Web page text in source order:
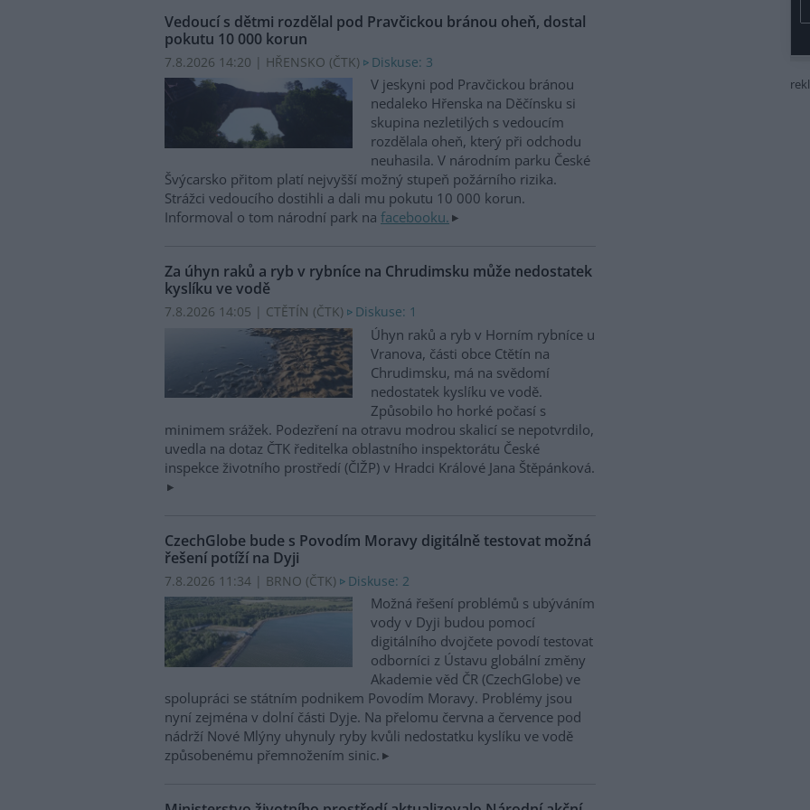
Vedoucí s dětmi rozdělal pod Pravčickou bránou oheň, dostal
pokutu 10 000 korun
7.8.2026 14:20 | HŘENSKO (ČTK) Diskuse: 3
V jeskyni pod Pravčickou bránou
nedaleko Hřenska na Děčínsku si
skupina nezletilých s vedoucím
rozdělala oheň, který při odchodu
neuhasila. V národním parku České
Švýcarsko přitom platí nejvyšší možný stupeň požárního rizika.
Strážci vedoucího dostihli a dali mu pokutu 10 000 korun.
Informoval o tom národní park na facebooku.
Za úhyn raků a ryb v rybníce na Chrudimsku může nedostatek
kyslíku ve vodě
7.8.2026 14:05 | CTĚTÍN (ČTK) Diskuse: 1
Úhyn raků a ryb v Horním rybníce u
Vranova, části obce Ctětín na
Chrudimsku, má na svědomí
nedostatek kyslíku ve vodě.
Způsobilo ho horké počasí s
minimem srážek. Podezření na otravu modrou skalicí se nepotvrdilo,
uvedla na dotaz ČTK ředitelka oblastního inspektorátu České
inspekce životního prostředí (ČIŽP) v Hradci Králové Jana Štěpánková.
CzechGlobe bude s Povodím Moravy digitálně testovat možná
řešení potíží na Dyji
7.8.2026 11:34 | BRNO (ČTK) Diskuse: 2
Možná řešení problémů s ubýváním
vody v Dyji budou pomocí
digitálního dvojčete povodí testovat
odborníci z Ústavu globální změny
Akademie věd ČR (CzechGlobe) ve
spolupráci se státním podnikem Povodím Moravy. Problémy jsou
nyní zejména v dolní části Dyje. Na přelomu června a července pod
nádrží Nové Mlýny uhynuly ryby kvůli nedostatku kyslíku ve vodě
způsobenému přemnožením sinic.